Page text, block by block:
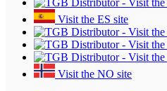
Visit the ES site
Visit the NO site